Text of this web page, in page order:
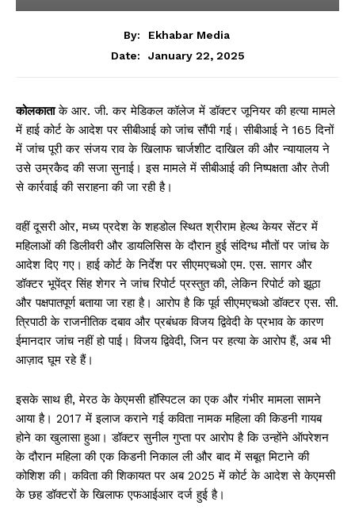
By:
Ekhabar Media
Date:
January 22, 2025
कोलकाताके आर. जी. कर मेडिकल कॉलेज में डॉक्टर जूनियर की हत्या मामले
में हाई कोर्ट के आदेश पर सीबीआई को जांच सौंपी गई। सीबीआई ने 165 दिनों
में जांच पूरी कर संजय राव के खिलाफ चार्जशीट दाखिल की और न्यायालय ने
उसे उम्रकैद की सजा सुनाई। इस मामले में सीबीआई की निष्पक्षता और तेजी
से कार्रवाई की सराहना की जा रही है।
वहीं दूसरी ओर, मध्य प्रदेश के शहडोल स्थित श्रीराम हेल्थ केयर सेंटर में
महिलाओं की डिलीवरी और डायलिसिस के दौरान हुई संदिग्ध मौतों पर जांच के
आदेश दिए गए। हाई कोर्ट के निर्देश पर सीएमएचओ एम. एस. सागर और
डॉक्टर भूपेंद्र सिंह शेगर ने जांच रिपोर्ट प्रस्तुत की, लेकिन रिपोर्ट को झूठा
और पक्षपातपूर्ण बताया जा रहा है। आरोप है कि पूर्व सीएमएचओ डॉक्टर एस. सी.
त्रिपाठी के राजनीतिक दबाव और प्रबंधक विजय द्विवेदी के प्रभाव के कारण
ईमानदार जांच नहीं हो पाई। विजय द्विवेदी, जिन पर हत्या के आरोप हैं, अब भी
आज़ाद घूम रहे हैं।
इसके साथ ही, मेरठ के केएमसी हॉस्पिटल का एक और गंभीर मामला सामने
आया है। 2017 में इलाज कराने गई कविता नामक महिला की किडनी गायब
होने का खुलासा हुआ। डॉक्टर सुनील गुप्ता पर आरोप है कि उन्होंने ऑपरेशन
के दौरान महिला की एक किडनी निकाल ली और बाद में सबूत मिटाने की
कोशिश की। कविता की शिकायत पर अब 2025 में कोर्ट के आदेश से केएमसी
के छह डॉक्टरों के खिलाफ एफआईआर दर्ज हुई है।